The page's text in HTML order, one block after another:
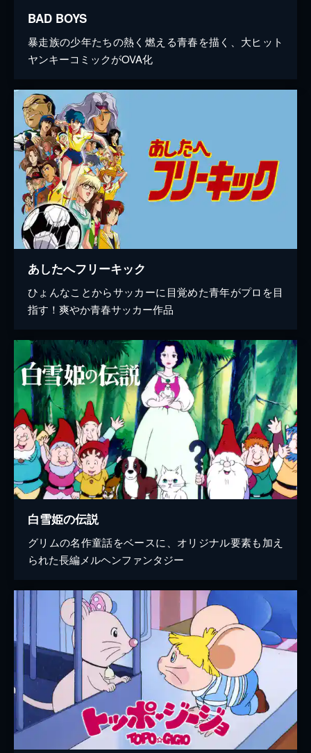
BAD BOYS
暴走族の少年たちの熱く燃える青春を描く、大ヒット
ヤンキーコミックがOVA化
あしたへフリーキック
ひょんなことからサッカーに目覚めた青年がプロを目
指す！爽やか青春サッカー作品
白雪姫の伝説
グリムの名作童話をベースに、オリジナル要素も加え
られた長編メルヘンファンタジー